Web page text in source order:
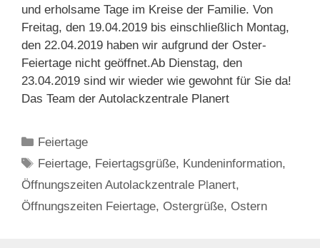
und erholsame Tage im Kreise der Familie. Von
Freitag, den 19.04.2019 bis einschließlich Montag,
den 22.04.2019 haben wir aufgrund der Oster-
Feiertage nicht geöffnet.Ab Dienstag, den
23.04.2019 sind wir wieder wie gewohnt für Sie da!
Das Team der Autolackzentrale Planert
Kategorien
Feiertage
Schlagwörter
Feiertage, Feiertagsgrüße, Kundeninformation,
Öffnungszeiten Autolackzentrale Planert,
Öffnungszeiten Feiertage, Ostergrüße, Ostern